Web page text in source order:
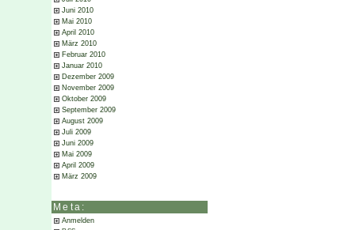
Juni 2010
Mai 2010
April 2010
März 2010
Februar 2010
Januar 2010
Dezember 2009
November 2009
Oktober 2009
September 2009
August 2009
Juli 2009
Juni 2009
Mai 2009
April 2009
März 2009
Meta:
Anmelden